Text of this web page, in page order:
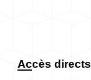
Accès directs